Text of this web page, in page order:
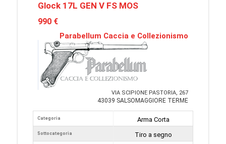
Glock 17L GEN V FS MOS
990 €
Parabellum Caccia e Collezionismo
VIA SCIPIONE PASTORIA, 267
43039 SALSOMAGGIORE TERME
Categoria
Sottocategoria
Arma Corta
Tiro a segno